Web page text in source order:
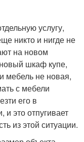
услугу,
никто и нигде не
на новом
шкаф купе,
мебель не новая,
с мебели
его в
это отпугивает
из этой ситуации.